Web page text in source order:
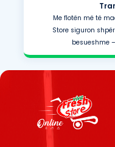
Me flotën më të
Store siguron
besueshme